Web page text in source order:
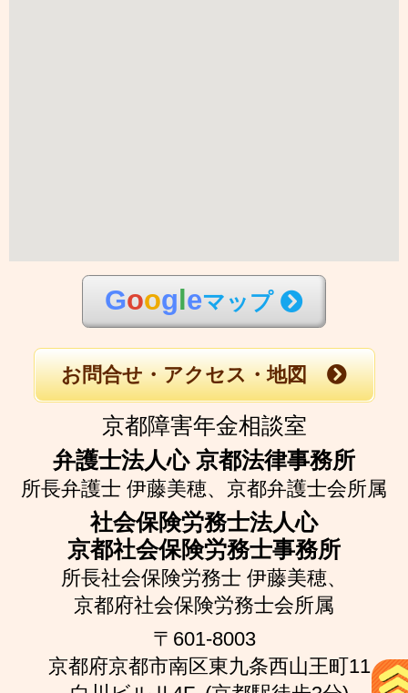
Goog eマップ
お問合せ・アクセス・地図
京都障害年金相談室
弁護士法人心 京都法律事務所
所長弁護士 伊藤美穂、 京都弁護士会所属
社会保険労務士法人心
京都社会保険労務士事務所
所長社会保険労務士 伊藤美穂、
京都府社会保険労務士会所属
〒601-8003
京都府京都市南区東九条西山王町11